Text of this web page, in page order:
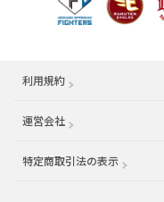
利用規約
運営会社 （別ウィンドウで開
特定商取引法の表示